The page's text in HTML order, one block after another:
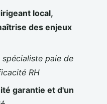
local,
des enjeux
paie de
RH
garantie et d'un